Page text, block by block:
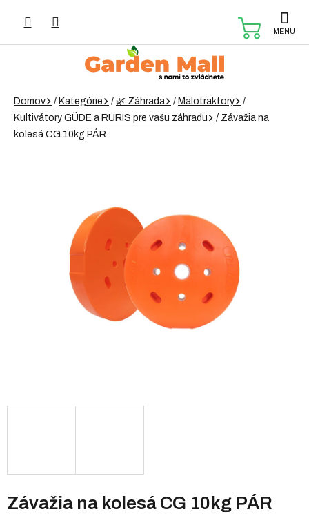
Domov / Kategórie / 🌿 Záhrada / Malotraktory
/
Kultivátory GÜDE a RURIS pre vašu záhradu
/ Závažia na
kolesá CG 10kg PÁR
Závažia na kolesá CG 10kg PÁR